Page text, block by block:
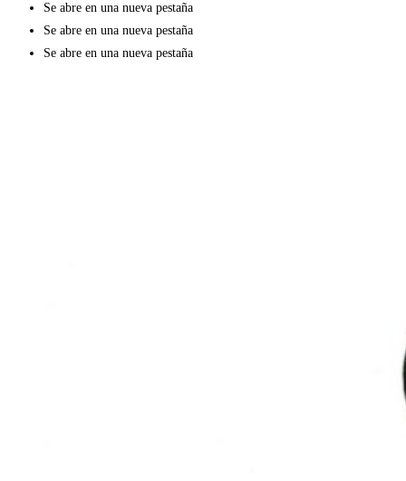
Se abre en una nueva pestaña
Se abre en una nueva pestaña
Se abre en una nueva pestaña